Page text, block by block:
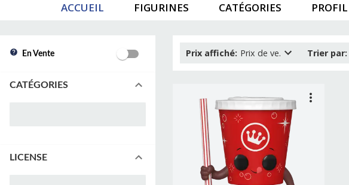
ACCUEIL FIGURINES CATÉGORIES PROFIL
En Vente
CATÉGORIES
LICENSE
Prix affiché: Prix de ve. Trier par: